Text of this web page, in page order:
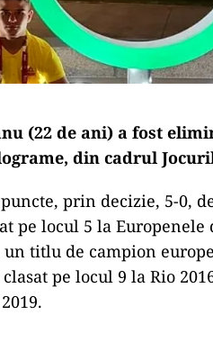
(22 de ani) a fost
din cadrul
prin decizie, 5-0,
pe locul 5 la Europenele
titlu de campion
pe locul 9 la Rio